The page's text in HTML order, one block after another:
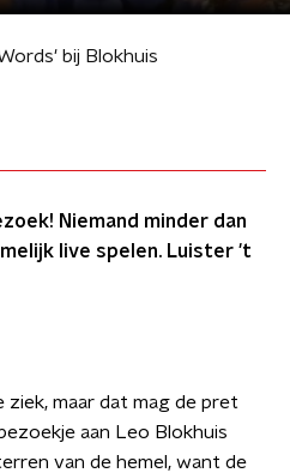
bij Blokhuis
Niemand minder dan
live spelen. Luister 't
ziek, maar dat mag de pret
aan Leo Blokhuis
van de hemel, want de